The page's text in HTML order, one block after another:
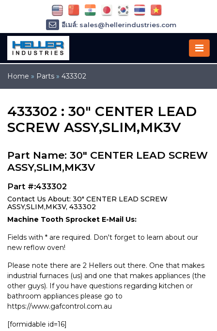
Home » Parts » 433302
433302 : 30" CENTER LEAD
SCREW ASSY,SLIM,MK3V
Part Name: 30" CENTER LEAD SCREW
ASSY,SLIM,MK3V
Part #:433302
Contact Us About: 30" CENTER LEAD SCREW
ASSY,SLIM,MK3V, 433302
Machine Tooth Sprocket E-Mail Us:
Fields with * are required. Don't forget to learn about our
new reflow oven!
Please note there are 2 Hellers out there. One that makes
industrial furnaces (us) and one that makes appliances (the
other guys). If you have questions regarding kitchen or
bathroom appliances please go to
https://www.gafcontrol.com.au
[formidable id=16]
อีเมล์: sales@hellerindustries.com
อีเมล์: service@hellerindustries.com
โทรศัพท์ :